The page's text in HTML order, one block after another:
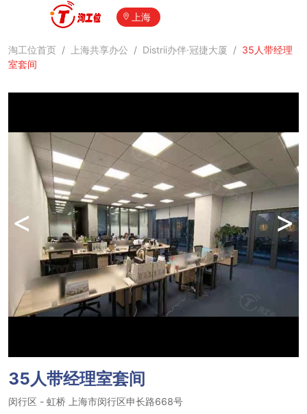
上海
淘工位首页 / 上海共享办公 / Distrii办伴·冠捷大厦 / 35人带经理
室套间
< >
35人带经理室套间
闵行区 - 虹桥 上海市闵行区申长路668号